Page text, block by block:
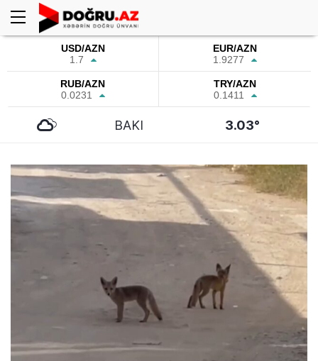
USD/AZN
1.7
EUR/AZN
1.9277
RUB/AZN
0.0231
TRY/AZN
0.1411
BAKI 3.03°